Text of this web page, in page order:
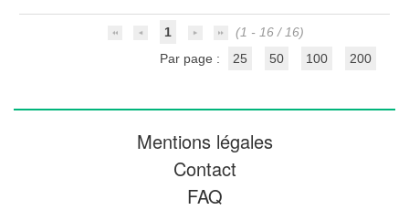
1
(1 - 16 / 16)
Par page :
25 50 100 200
Mentions légales
Contact
FAQ